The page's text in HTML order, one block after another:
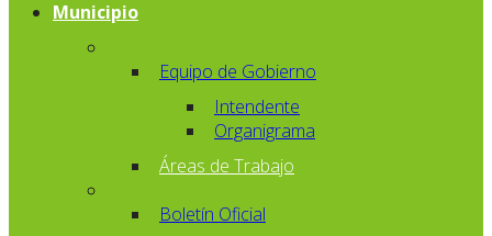
Municipio
Equipo de Gobierno
Intendente
Organigrama
Áreas de Trabajo
Boletín Oficial